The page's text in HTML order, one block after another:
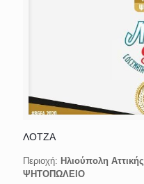
ΛΟΤΖΑ
Περιοχή: Ηλιούπολη Αττικής
ΨΗΤΟΠΩΛΕΙΟ